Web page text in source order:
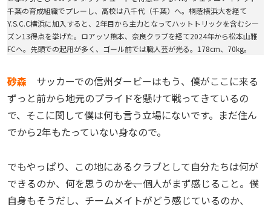
千葉の育成組織でプレーし、高校は八千代（千葉）へ。桐蔭横浜大を経て
Y.S.C.C横浜に加入すると、2年目から主力となってハットトリックを含むシー
ズン13得点を挙げた。ロアッソ熊本、奈良クラブを経て2024年から松本山雅
FCへ。先頭での起用が多く、ゴール前では職人芸が光る。178cm、70kg。
砂森 サッカーでの信州ダービーはもう、僕がここに来る
ずっと前から地元のプライドを懸けて戦ってきているの
で、そこに関して僕は何も言う立場にないです。まだ住ん
でから2年もたっていない身なので。
でもやっぱり、この地にあるクラブとして自分たちは何が
できるのか、何を思うのか――を、個人がまず感じること。僕
自身もそうだし、チームメイトがどう感じているのか、